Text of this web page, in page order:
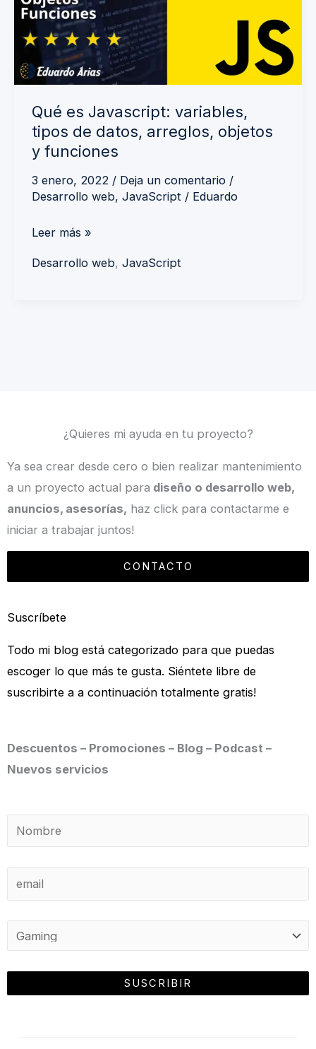
Qué es Javascript: variables,
tipos de datos, arreglos, objetos
y funciones
3 enero, 2022 / Deja un comentario /
Desarrollo web, JavaScript / Eduardo
de
datos,
arreglos,
objetos
funciones
Leer más »
Desarrollo web, JavaScript
¿Quieres mi ayuda en tu proyecto?
Ya sea crear desde cero o bien realizar mantenimiento
a un proyecto actual para diseño o desarrollo web,
anuncios, asesorías, haz click para contactarme e
iniciar a trabajar juntos!
CONTACTO
Suscríbete
Todo mi blog está categorizado para que puedas
escoger lo que más te gusta. Siéntete libre de
suscribirte a a continuación totalmente gratis!
Descuentos – Promociones – Blog – Podcast –
Nuevos servicios